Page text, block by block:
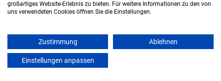
Duales Studium Soziale Arbeit (B.A.) am
virtuellen Campus - Bayerisches Rotes Kreuz
großartiges Website-Erlebnis zu bieten. Für weitere Informationen zu den von
uns verwendeten Cookies öffnen Sie die Einstellungen.
Zustimmung Ablehnen
Einstellungen anpassen